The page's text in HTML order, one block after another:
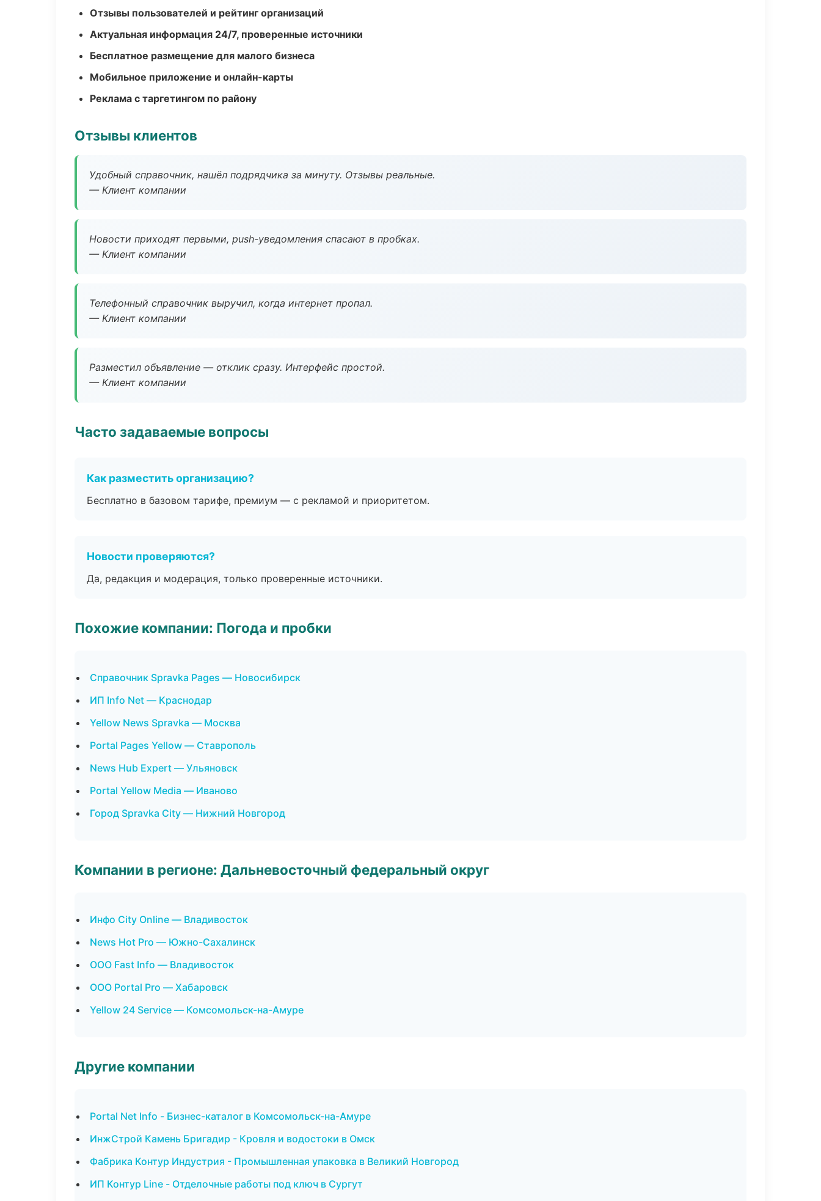
Отзывы пользователей и рейтинг организаций
Актуальная информация 24/7, проверенные источники
Бесплатное размещение для малого бизнеса
Мобильное приложение и онлайн-карты
Реклама с таргетингом по району
Отзывы клиентов
Удобный справочник, нашёл подрядчика за минуту. Отзывы реальные.
— Клиент компании
Новости приходят первыми, push-уведомления спасают в пробках.
— Клиент компании
Телефонный справочник выручил, когда интернет пропал.
— Клиент компании
Разместил объявление — отклик сразу. Интерфейс простой.
— Клиент компании
Часто задаваемые вопросы
Как разместить организацию?
Бесплатно в базовом тарифе, премиум — с рекламой и приоритетом.
Новости проверяются?
Да, редакция и модерация, только проверенные источники.
Похожие компании: Погода и пробки
Справочник Spravka Pages — Новосибирск
ИП Info Net — Краснодар
Yellow News Spravka — Москва
Portal Pages Yellow — Ставрополь
News Hub Expert — Ульяновск
Portal Yellow Media — Иваново
Город Spravka City — Нижний Новгород
Компании в регионе: Дальневосточный федеральный округ
Инфо City Online — Владивосток
News Hot Pro — Южно-Сахалинск
ООО Fast Info — Владивосток
ООО Portal Pro — Хабаровск
Yellow 24 Service — Комсомольск-на-Амуре
Другие компании
Portal Net Info - Бизнес-каталог в Комсомольск-на-Амуре
ИнжСтрой Камень Бригадир - Кровля и водостоки в Омск
Фабрика Контур Индустрия - Промышленная упаковка в Великий Новгород
ИП Контур Line - Отделочные работы под ключ в Сургут